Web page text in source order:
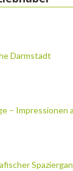
Darmstadt
– Impressionen